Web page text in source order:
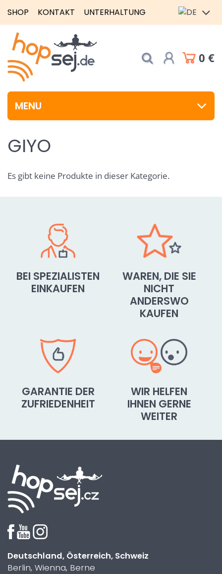
SHOP KONTAKT UNTERHALTUNG
0 €
MENU
GIYO
Es gibt keine Produkte in dieser Kategorie.
BEI SPEZIALISTEN
EINKAUFEN
WAREN, DIE SIE
NICHT
ANDERSWO
KAUFEN
GARANTIE DER
ZUFRIEDENHEIT
WIR HELFEN
IHNEN GERNE
WEITER
Deutschland, Österreich, Schweiz
Berlin, Wienna, Berne